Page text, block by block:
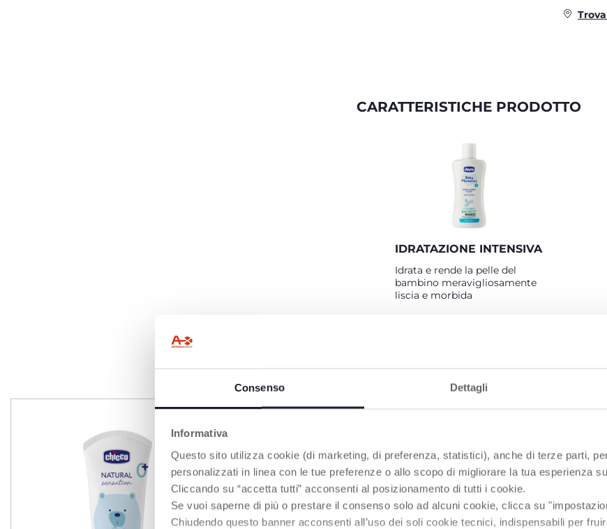
Consenso Dettagli
Informativa
Questo sito utilizza cookie (di marketing, di preferenza, statistici), anche di terze parti,
personalizzati in linea con le tue preferenze o allo scopo di migliorare la tua esperienza
Cliccando su “accetta tutti” acconsenti al posizionamento di tutti i cookie.
Se vuoi saperne di più o prestare il consenso solo ad alcuni cookie, clicca su
Chiudendo questo banner acconsenti all’uso dei soli cookie tecnici, indispensabili per
CARATTERISTICHE PRODOTTO
IDRATAZIONE INTENSIVA
Idrata e rende la pelle del
bambino meravigliosamente
liscia e morbida
PRODOTTI CHE POTREBBERO